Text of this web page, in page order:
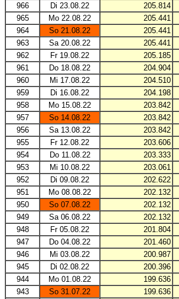
966
Di 23.08.22 205.814
965
Mo 22.08.22 205.441
964
So 21.08.22 205.441
963
Sa 20.08.22 205.441
962
Fr 19.08.22 205.185
961
Do 18.08.22 204.904
960
Mi 17.08.22 204.510
959
Di 16.08.22 204.198
958
Mo 15.08.22 203.842
957
So 14.08.22 203.842
956
Sa 13.08.22 203.842
955
Fr 12.08.22 203.606
954
Do 11.08.22 203.333
953
Mi 10.08.22 203.061
952
Di 09.08.22 202.622
951
Mo 08.08.22 202.132
950
So 07.08.22 202.132
949
Sa 06.08.22 202.132
948
Fr 05.08.22 201.804
947
Do 04.08.22 201.460
946
Mi 03.08.22 200.987
945
Di 02.08.22 200.396
944
Mo 01.08.22 199.636
943
So 31.07.22 199.636